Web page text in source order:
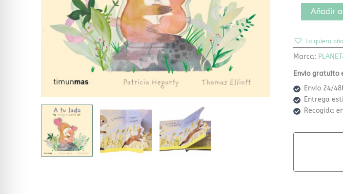
Añadir
Lo quiero
Marca:
Envío gratuíto
Envío 24/
Entrega
Recogida